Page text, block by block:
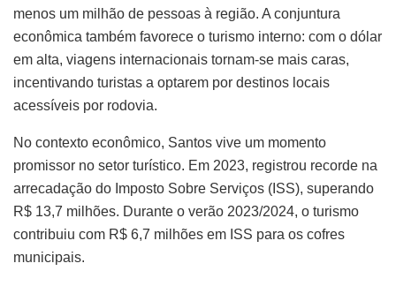
menos um milhão de pessoas à região. A conjuntura
econômica também favorece o turismo interno: com o dólar
em alta, viagens internacionais tornam-se mais caras,
incentivando turistas a optarem por destinos locais
acessíveis por rodovia.
No contexto econômico, Santos vive um momento
promissor no setor turístico. Em 2023, registrou recorde na
arrecadação do Imposto Sobre Serviços (ISS), superando
R$ 13,7 milhões. Durante o verão 2023/2024, o turismo
contribuiu com R$ 6,7 milhões em ISS para os cofres
municipais.